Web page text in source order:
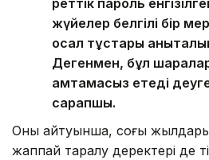
реттік пароль
жүйелер белгілі бір
осал тұстары
Дегенмен, бұл шаралар
қамтамасыз етеді
сарапшы.
Оның айтуынша, соңғы жылдары
жаппай таралу деректері де